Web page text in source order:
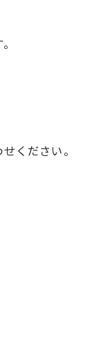
ください。